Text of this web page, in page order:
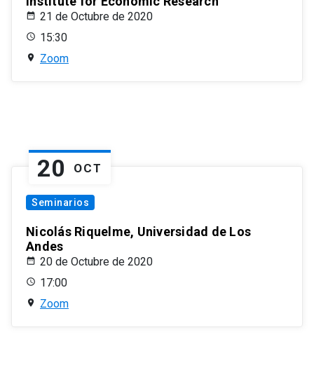
21 de Octubre de 2020
15:30
Zoom
20 OCT
Seminarios
Nicolás Riquelme, Universidad de Los
Andes
20 de Octubre de 2020
17:00
Zoom